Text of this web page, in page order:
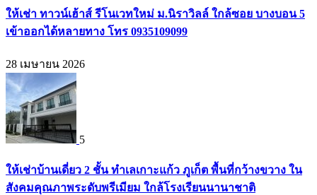
ให้เช่า ทาวน์เฮ้าส์ รีโนเวทใหม่ ม.นิราวิลล์ ใกล้ซอย บางบอน 5
เข้าออกได้หลายทาง โทร 0935109099
28 เมษายน 2026
5
ให้เช่าบ้านเดี่ยว 2 ชั้น ทำเลเกาะแก้ว ภูเก็ต พื้นที่กว้างขวาง ใน
สังคมคุณภาพระดับพรีเมียม ใกล้โรงเรียนนานาชาติ